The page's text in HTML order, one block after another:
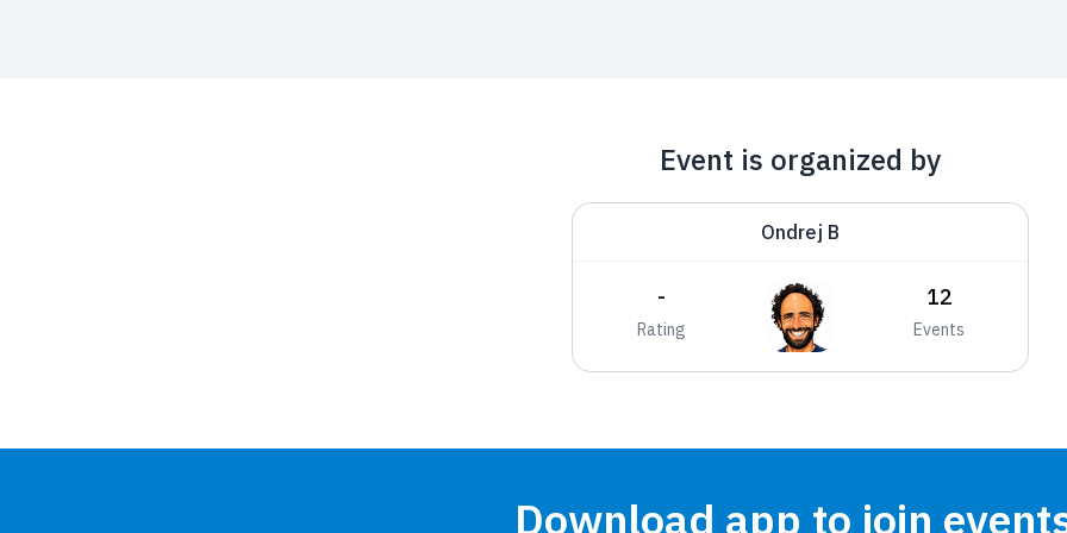
Event is organized by
Ondrej B
-
Rating
12
Events
Download app to join